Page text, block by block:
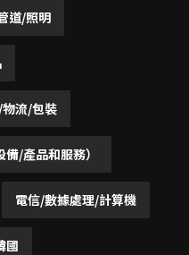
道/照明
流/包裝
/產品和服務）
電信/數據處理/計算機
國